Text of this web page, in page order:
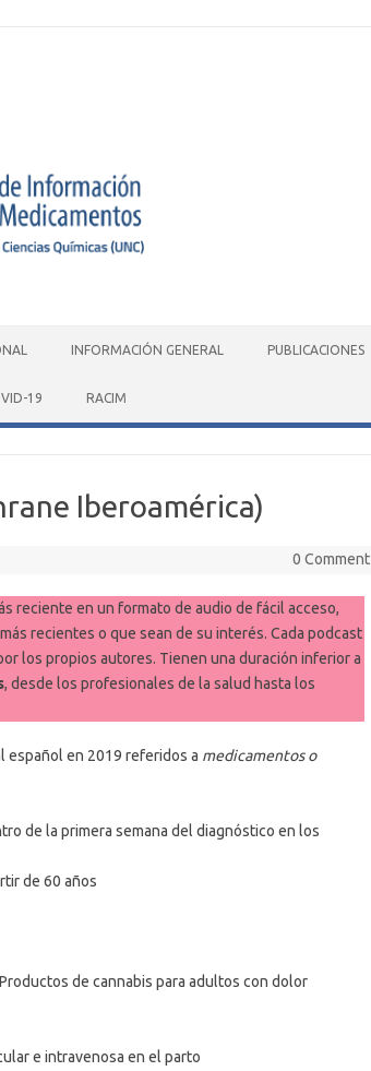
INFORMACIÓN GENERAL PUBLICACIONES
19 RACIM
Iberoamérica)
0 Comment
reciente en un formato de audio de fácil acceso,
recientes o que sean de su interés. Cada podcast
los propios autores. Tienen una duración inferior a
, desde los profesionales de la salud hasta los
español en 2019 referidos a medicamentos o
de la primera semana del diagnóstico en los
de 60 años
de cannabis para adultos con dolor
e intravenosa en el parto